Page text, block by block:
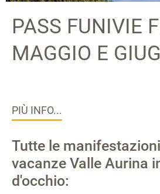
PASS FUNIVIE
MAGGIO E
PIÙ INFO...
Tutte le
vacanze Valle Aurina
d'occhio: